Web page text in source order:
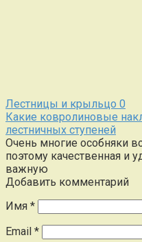
Лестницы и крыльцо 0
Какие ковролиновые
лестничных ступеней
Очень многие особняки
поэтому качественная и
важную
Добавить комментарий
Имя *
Email *